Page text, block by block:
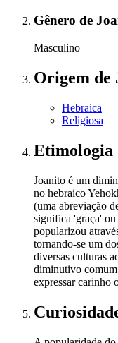
Gênero de
Masculino
Origem de
Hebraica
Religiosa
Etimologia
Joanito é um
no hebraico
(uma abreviação
significa 'graça'
popularizou
tornando-se um
diversas culturas
diminutivo
expressar carinho